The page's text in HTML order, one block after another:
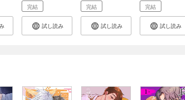
完結
試し読み
完結
試し読み
完結
試し読み